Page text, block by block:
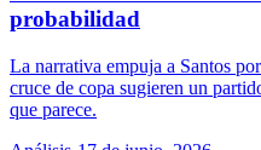
probabilidad
La narrativa empuja a Santos
cruce de copa sugieren un
que parece.